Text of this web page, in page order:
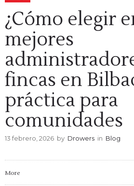
¿Cómo elegir
mejores
fincas en
práctica para
comunidades
13 febrero, 2026 by Drowers in Blog
More